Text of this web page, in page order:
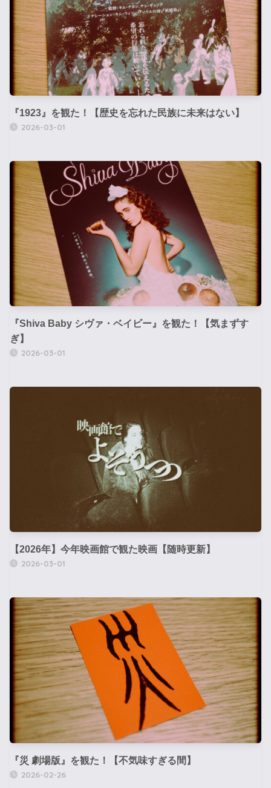
『1923』を観た！【歴史を忘れた民族に未来はない】
2026-03-01
『Shiva Baby シヴァ・ベイビー』を観た！【気まずす
ぎ】
2026-03-01
【2026年】今年映画館で観た映画【随時更新】
2026-03-01
『災 劇場版』を観た！【不気味すぎる間】
2026-02-26